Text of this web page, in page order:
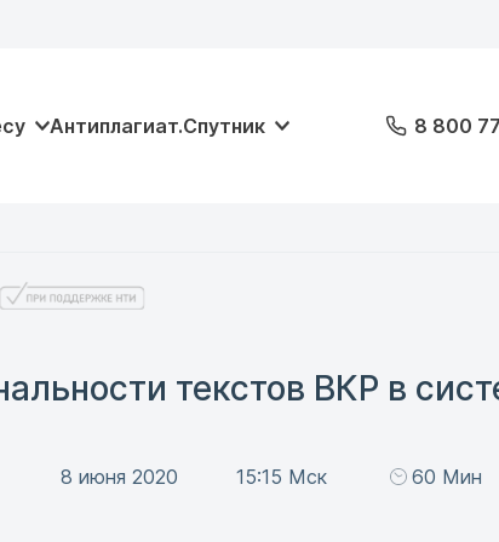
Антиплагиат.Спутник 8 800
текстов ВКР в
8 июня 2020 15:15 Мск 60 Мин